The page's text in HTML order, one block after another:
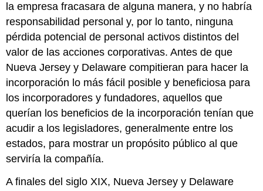
la empresa fracasara de alguna manera, y no habría
responsabilidad personal y, por lo tanto, ninguna
pérdida potencial de personal activos distintos del
valor de las acciones corporativas. Antes de que
Nueva Jersey y Delaware compitieran para hacer la
incorporación lo más fácil posible y beneficiosa para
los incorporadores y fundadores, aquellos que
querían los beneficios de la incorporación tenían que
acudir a los legisladores, generalmente entre los
estados, para mostrar un propósito público al que
serviría la compañía.
A finales del siglo XIX, Nueva Jersey y Delaware